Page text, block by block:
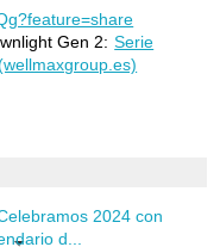
Gen 2: Serie
2024 con
d...